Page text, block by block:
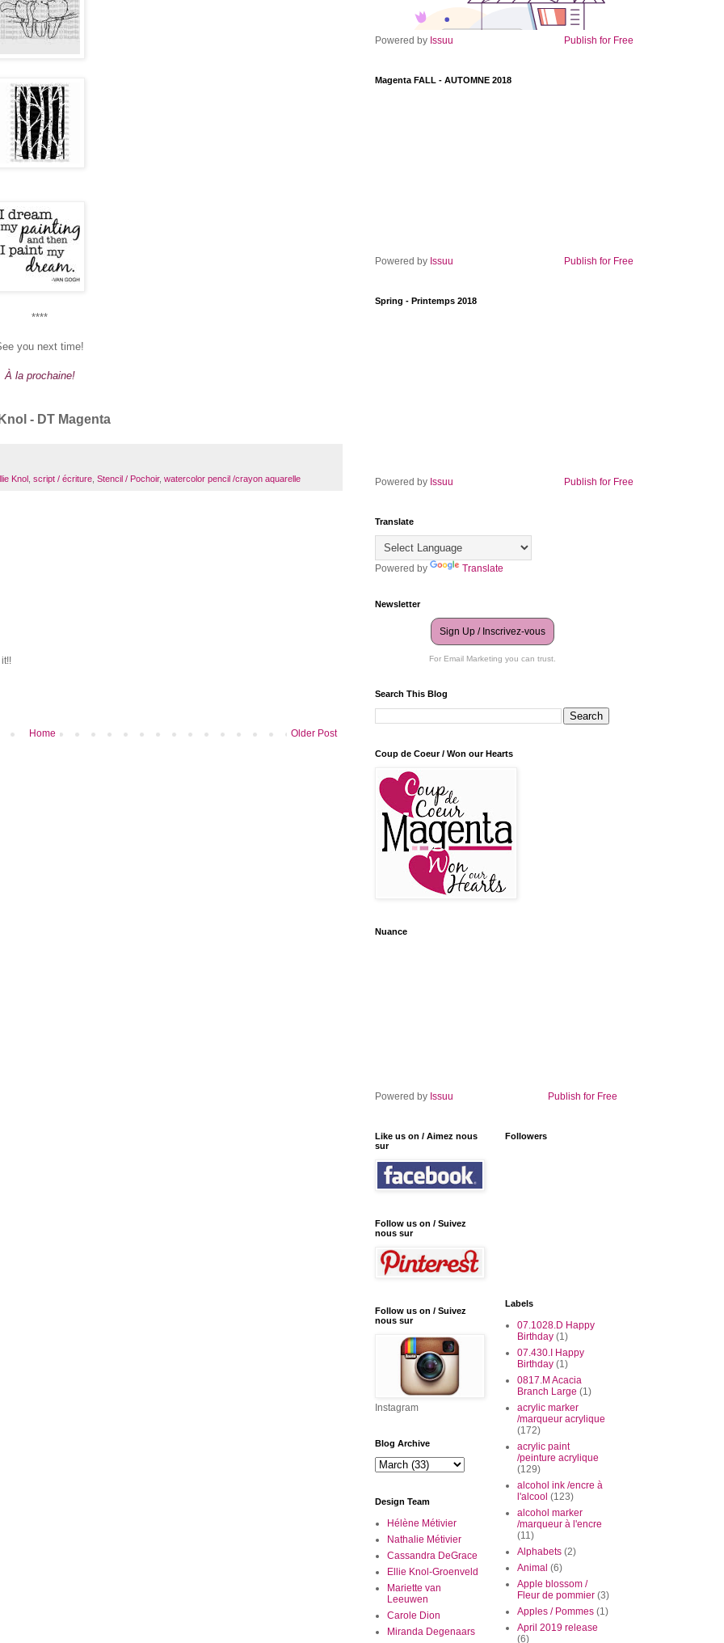
****
you next time!
À la prochaine!
- DT Magenta
Knol , script / écriture, Stencil / Pochoir, watercolor pencil /crayon aquarelle
Older Post
Home
Powered by Issuu Publish for Free
Magenta FALL - AUTOMNE 2018
Powered by Issuu Publish for Free
Spring - Printemps 2018
Powered by Issuu Publish for Free
Translate
Powered by Translate
Newsletter
Sign Up / Inscrivez-vous
For Email Marketing you can trust.
Search This Blog
Coup de Coeur / Won our Hearts
Nuance
Powered by Issuu Publish for Free
Like us on / Aimez nous
sur
Follow us on / Suivez
nous sur
Follow us on / Suivez
nous sur
Instagram
Blog Archive
Design Team
Hélène Métivier
Nathalie Métivier
Cassandra DeGrace
Ellie Knol-Groenveld
Mariette van
Leeuwen
Carole Dion
Miranda Degenaars
Followers
Labels
07.1028.D Happy
Birthday (1)
07.430.I Happy
Birthday (1)
0817.M Acacia
Branch Large (1)
acrylic marker
/marqueur acrylique
(172)
acrylic paint
/peinture acrylique
(129)
alcohol ink /encre à
l'alcool (123)
alcohol marker
/marqueur à l'encre
(11)
Alphabets (2)
Animal (6)
Apple blossom /
Fleur de pommier (3)
Apples / Pommes (1)
April 2019 release
(6)